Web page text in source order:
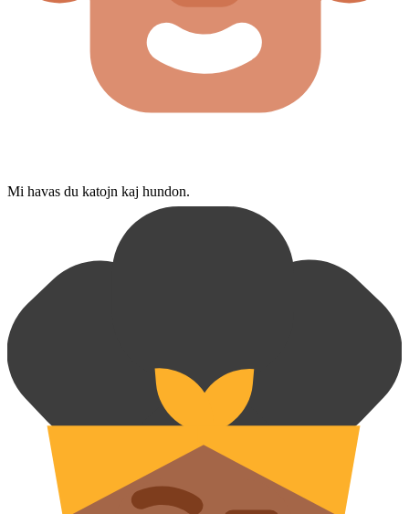
Mi havas du katojn kaj hundon.